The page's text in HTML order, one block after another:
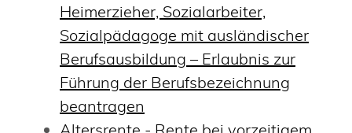
Heimerzieher, Sozialarbeiter,
Sozialpädagoge mit ausländischer
Berufsausbildung – Erlaubnis zur
Führung der Berufsbezeichnung
beantragen